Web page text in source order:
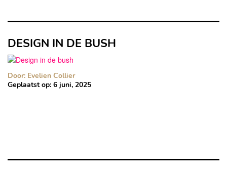
DESIGN IN DE BUSH
Door: Evelien Collier
Geplaatst op: 6 juni, 2025